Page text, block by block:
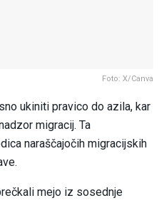
Foto: X/Canva
ukiniti pravico do azila, kar
migracij. Ta
naraščajočih migracijskih
mejo iz sosednje